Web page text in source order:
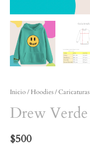
Inicio/ Hoodies/Caricaturas
Drew Verde
$500